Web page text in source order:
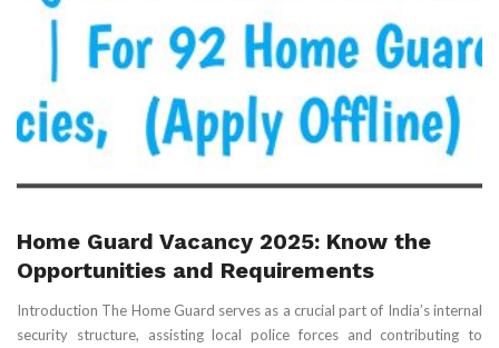
Home Guard Vacancy 2025: Know the
Opportunities and Requirements
Introduction The Home Guard serves as a crucial part of India’s internal
security structure, assisting local police forces and contributing to